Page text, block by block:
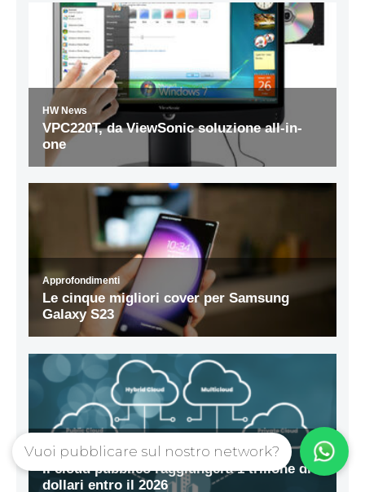
Vuoi pubblicare sul nostro network?